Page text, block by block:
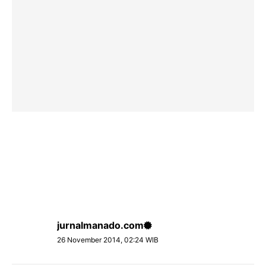
jurnalmanado.com
26 November 2014, 02:24 WIB